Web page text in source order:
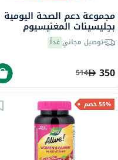
مجموعة دعم الصحة اليومية
بجليسينات المغنيسيوم
وأوميغا 3
توصيل مجانيغداً
350
514
55% خصم